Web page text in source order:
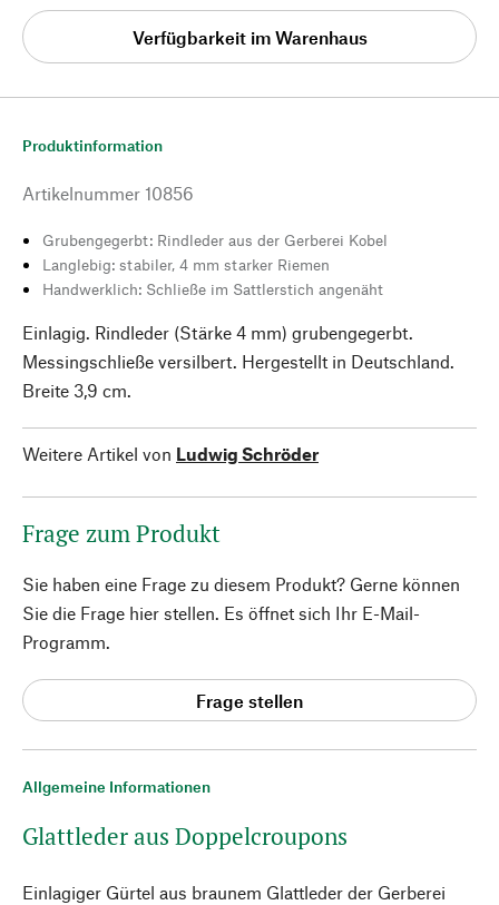
Verfügbarkeit im Warenhaus
Allgemeine Informationen
Glattleder aus Doppelcroupons
Einlagiger Gürtel aus braunem Glattleder der Gerberei
Produktinformation
Artikelnummer 10856
Grubengegerbt: Rindleder aus der Gerberei Kobel
Langlebig: stabiler, 4 mm starker Riemen
Handwerklich: Schließe im Sattlerstich angenäht
Einlagig. Rindleder (Stärke 4 mm) grubengegerbt.
Messingschließe versilbert. Hergestellt in Deutschland.
Breite 3,9 cm.
Weitere Artikel von Ludwig Schröder
Frage zum Produkt
Sie haben eine Frage zu diesem Produkt? Gerne können
Sie die Frage hier stellen. Es öffnet sich Ihr E-Mail-
Programm.
Frage stellen